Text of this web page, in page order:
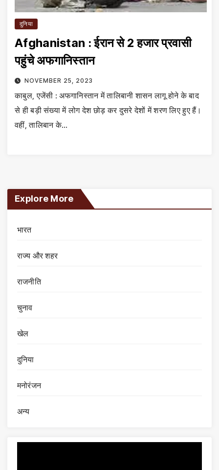
दुनिया
Afghanistan : ईरान से 2 हजार प्रवासी
पहुंचे अफगानिस्तान
NOVEMBER 25, 2023
काबुल, एजेंसी : अफगानिस्तान में तालिबानी शासन लागू होने के बाद
से ही बड़ी संख्या में लोग देश छोड़ कर दुसरे देशों में शरण लिए हुए हैं।
वहीं, तालिबान के…
Explore More
भारत
राज्य और शहर
राजनीति
चुनाव
खेल
दुनिया
मनोरंजन
अन्य